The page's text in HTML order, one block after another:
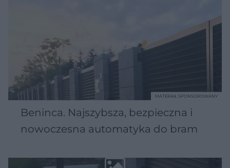
Beninca. Najszybsza, bezpieczna i
nowoczesna automatyka do bram
MATERIAŁ SPONSOROWANY